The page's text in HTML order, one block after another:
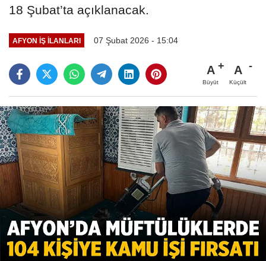
18 Şubat’ta açıklanacak.
AFYON İŞ İLANLARI 07 Şubat 2026 - 15:04
A
Büyüt
A
Küçült